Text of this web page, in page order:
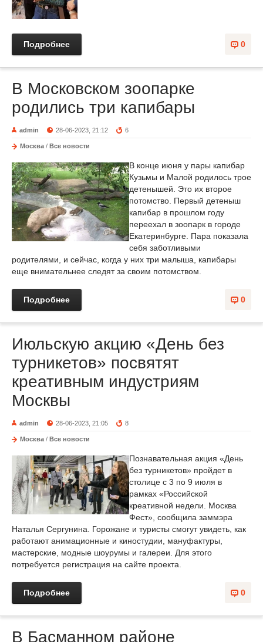
0
Подробнее
В Московском зоопарке
родились три капибары
admin 28-06-2023, 21:12 6
Москва / Все новости
В конце июня у пары капибар
Кузьмы и Малой родилось трое
детенышей. Это их второе
потомство. Первый детеныш
капибар в прошлом году
переехал в зоопарк в городе
Екатеринбурге. Пара показала
себя заботливыми
родителями, и сейчас, когда у них три малыша, капибары
еще внимательнее следят за своим потомством.
0
Подробнее
Июльскую акцию «День без
турникетов» посвятят
креативным индустриям
Москвы
admin 28-06-2023, 21:05 8
Москва / Все новости
Познавательная акция «День
без турникетов» пройдет в
столице с 3 по 9 июля в
рамках «Российской
креативной недели. Москва
Фест», сообщила заммэра
Наталья Сергунина. Горожане и туристы смогут увидеть, как
работают анимационные и киностудии, мануфактуры,
мастерские, модные шоурумы и галереи. Для этого
потребуется регистрация на сайте проекта.
0
Подробнее
В Басманном районе